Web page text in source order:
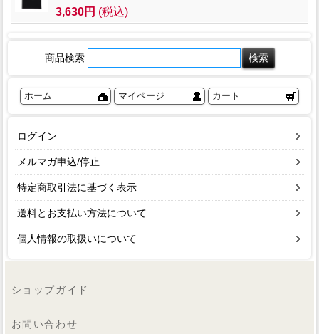
3,630円 (税込)
商品検索
ホーム マイページ カート
ログイン
メルマガ申込/停止
特定商取引法に基づく表示
送料とお支払い方法について
個人情報の取扱いについて
ショップガイド
お問い合わせ